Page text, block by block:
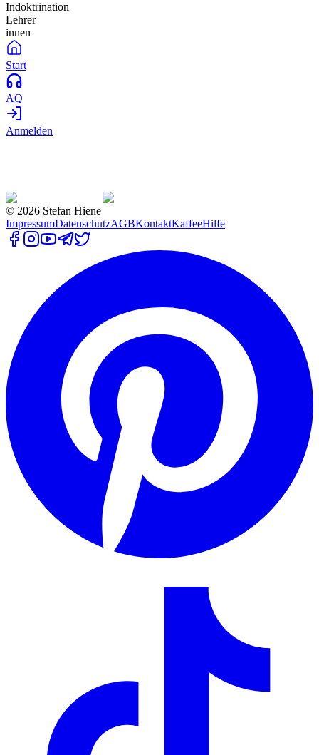
Indoktrination
Lehrer
innen
Start
AQ
Anmelden
© 2026 Stefan Hiene
ImpressumDatenschutzAGBKontaktKaffeeHilfe